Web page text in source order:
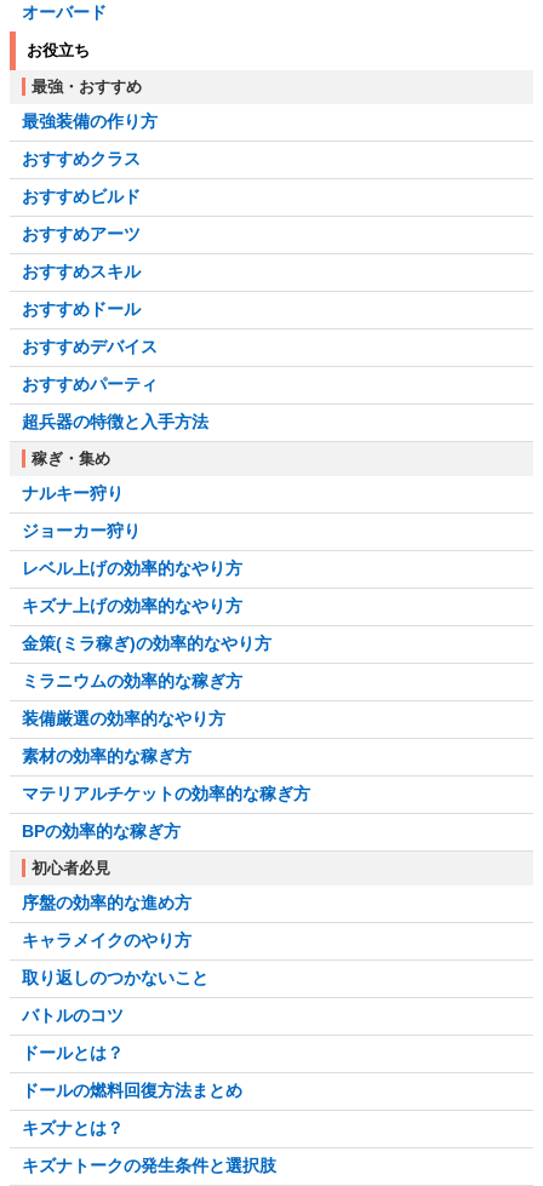
オーバード
お役立ち
最強・おすすめ
最強装備の作り方
おすすめクラス
おすすめビルド
おすすめアーツ
おすすめスキル
おすすめドール
おすすめデバイス
おすすめパーティ
超兵器の特徴と入手方法
稼ぎ・集め
ナルキー狩り
ジョーカー狩り
レベル上げの効率的なやり方
キズナ上げの効率的なやり方
金策(ミラ稼ぎ)の効率的なやり方
ミラニウムの効率的な稼ぎ方
装備厳選の効率的なやり方
素材の効率的な稼ぎ方
マテリアルチケットの効率的な稼ぎ方
BPの効率的な稼ぎ方
初心者必見
序盤の効率的な進め方
キャラメイクのやり方
取り返しのつかないこと
バトルのコツ
ドールとは？
ドールの燃料回復方法まとめ
キズナとは？
キズナトークの発生条件と選択肢